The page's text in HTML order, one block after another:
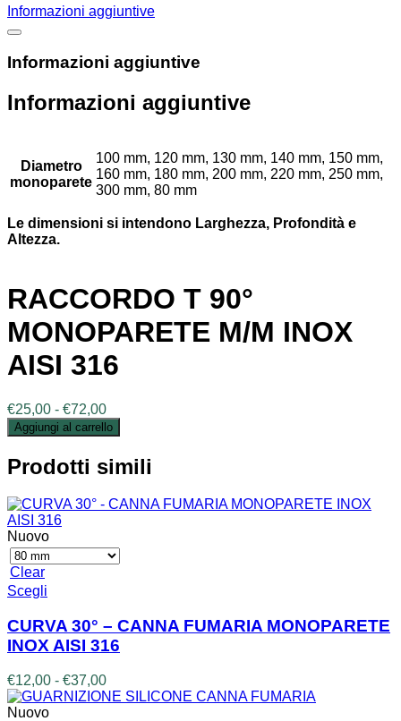
Informazioni aggiuntive
Informazioni aggiuntive
Informazioni aggiuntive
Diametro
monoparete
100 mm, 120 mm, 130 mm, 140 mm, 150 mm,
160 mm, 180 mm, 200 mm, 220 mm, 250 mm,
300 mm, 80 mm
Le dimensioni si intendono Larghezza, Profondità e
Altezza.
RACCORDO T 90°
MONOPARETE M/M INOX
AISI 316
€25,00 - €72,00Fascia
di
prezzo:
da
€25,00
€72,00
Aggiungi al carrello
Prodotti simili
Nuovo
Clear
Scegli
ha
più
varianti.
Le
opzioni
possono
CURVA 30° – CANNA FUMARIA MONOPARETE
INOX AISI 316
€12,00 - €37,00Fascia
di
Nuovo